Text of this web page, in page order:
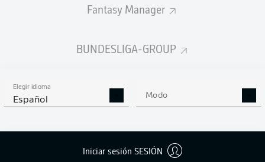
Fantasy Manager
BUNDESLIGA-GROUP
Elegir idioma
Español Modo
Iniciar sesión SESIÓN
77' Cambio
PAULNEBEL